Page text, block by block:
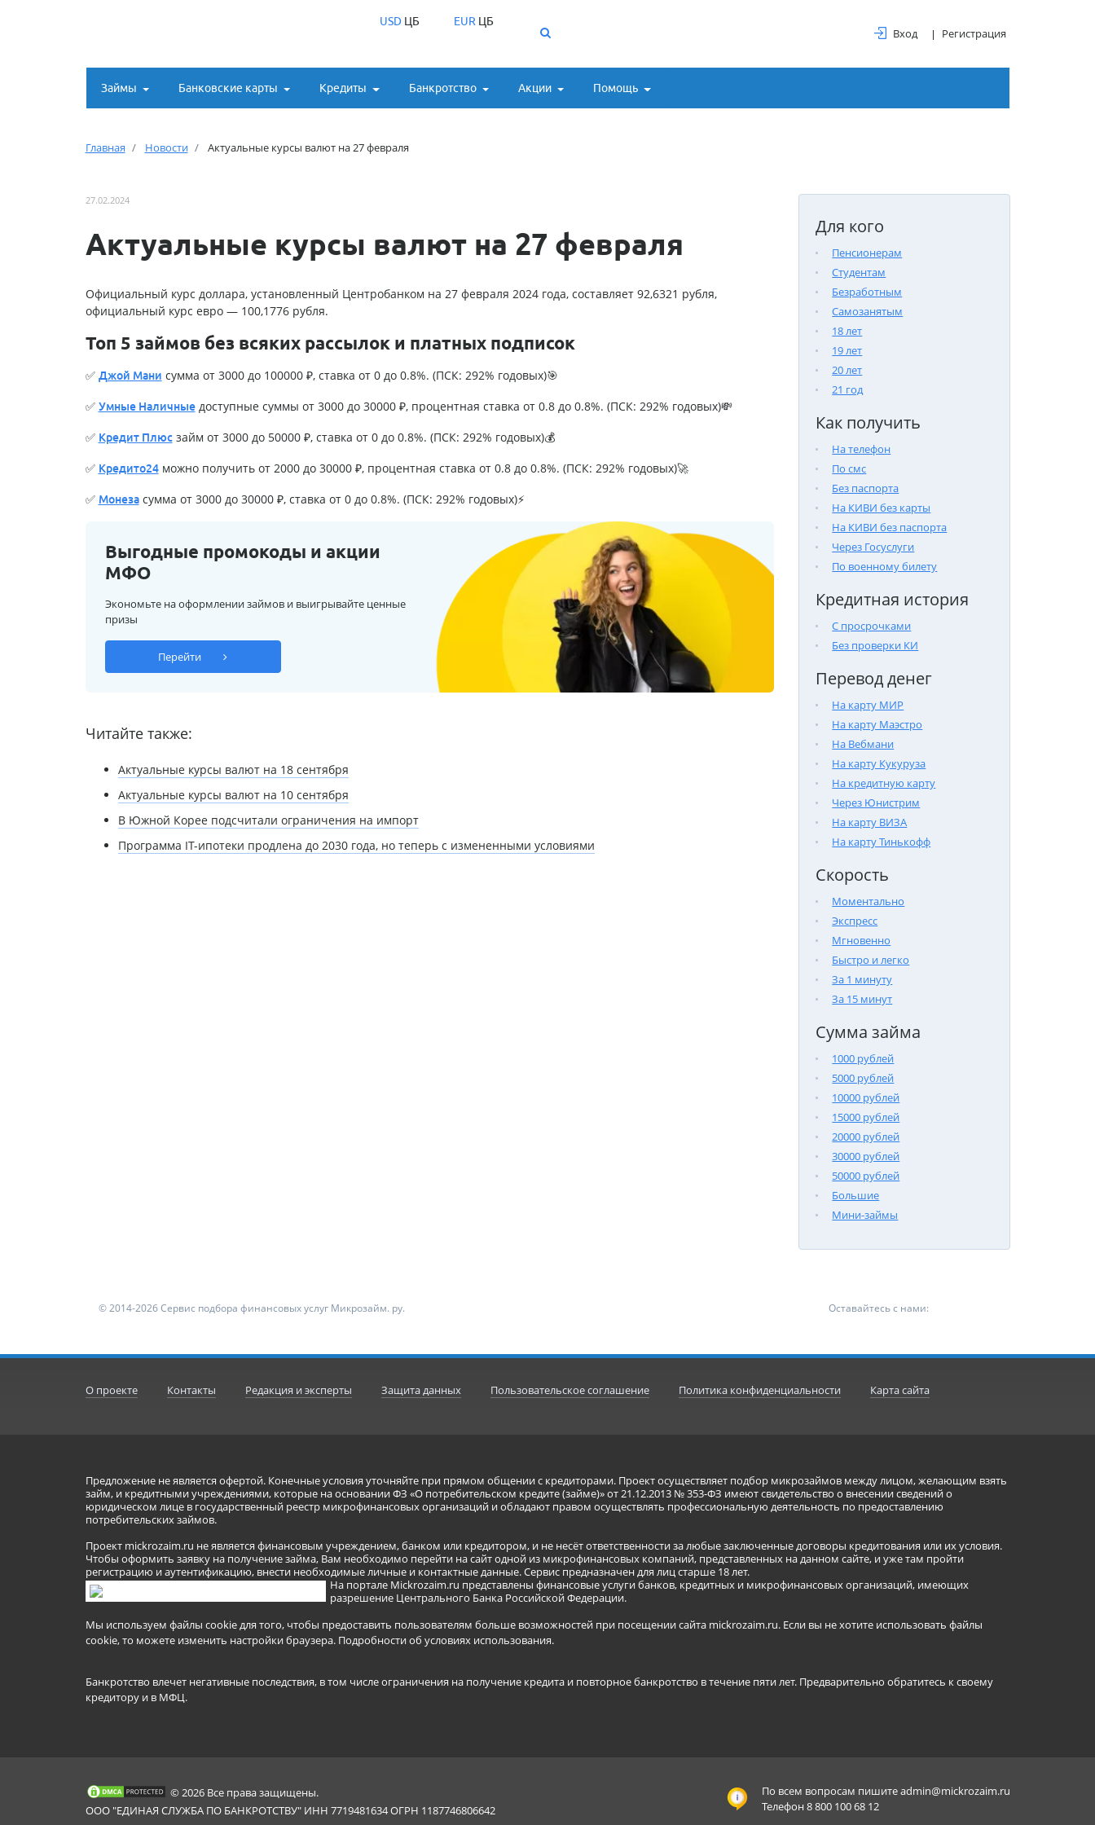
USDЦБ EUR ЦБ
Вход Регистрация
Займы Банковские карты Кредиты Банкротство Акции Помощь
Главная Новости Актуальные курсы валют на 27 февраля
Для кого
Пенсионерам
Студентам
Безработным
Самозанятым
18 лет
19 лет
20 лет
21 год
Как получить
На телефон
По смс
Без паспорта
На КИВИ без карты
На КИВИ без паспорта
Через Госуслуги
По военному билету
Кредитная история
С просрочками
Без проверки КИ
Перевод денег
На карту МИР
На карту Маэстро
На Вебмани
На карту Кукуруза
На кредитную карту
Через Юнистрим
На карту ВИЗА
На карту Тинькофф
Скорость
Моментально
Экспресс
Мгновенно
Быстро и легко
За 1 минуту
За 15 минут
Сумма займа
1000 рублей
5000 рублей
10000 рублей
15000 рублей
20000 рублей
30000 рублей
50000 рублей
Большие
Мини-займы
27.02.2024
Актуальные курсы валют на 27 февраля
Официальный курс доллара, установленный Центробанком на 27 февраля 2024 года, составляет 92,6321 рубля,
официальный курс евро — 100,1776 рубля.
Топ 5 займов без всяких рассылок и платных подписок
✅ Джой Мани сумма от 3000 до 100000 ₽, ставка от 0 до 0.8%. (ПСК: 292% годовых)🎯
✅ Умные Наличныедоступные суммы от 3000 до 30000 ₽, процентная ставка от 0.8 до 0.8%. (ПСК: 292% годовых)💸
✅ Кредит Плюсзайм от 3000 до 50000 ₽, ставка от 0 до 0.8%. (ПСК: 292% годовых)💰
✅ Кредито24можно получить от 2000 до 30000 ₽, процентная ставка от 0.8 до 0.8%. (ПСК: 292% годовых)🚀
✅ Монезасумма от 3000 до 30000 ₽, ставка от 0 до 0.8%. (ПСК: 292% годовых)⚡
Выгодные промокоды и акции
МФО
Экономьте на оформлении займов и выигрывайте ценные
призы
Перейти
Читайте также:
Актуальные курсы валют на 18 сентября
Актуальные курсы валют на 10 сентября
В Южной Корее подсчитали ограничения на импорт
Программа IT-ипотеки продлена до 2030 года, но теперь с измененными условиями
© 2014-2026 Сервис подбора финансовых услуг Микрозайм. ру. Оставайтесь с нами:
О проекте Контакты Редакция и эксперты Защита данных Пользовательское соглашение Политика конфиденциальности Карта сайта
Предложение не является офертой. Конечные условия уточняйте при прямом общении с кредиторами. Проект осуществляет подбор микрозаймов между лицом, желающим взять
займ, и кредитными учреждениями, которые на основании ФЗ «О потребительском кредите (займе)» от 21.12.2013 № 353-ФЗ имеют свидетельство о внесении сведений о
юридическом лице в государственный реестр микрофинансовых организаций и обладают правом осуществлять профессиональную деятельность по предоставлению
потребительских займов.
Проект mickrozaim.ru не является финансовым учреждением, банком или кредитором, и не несёт ответственности за любые заключенные договоры кредитования или их условия.
Чтобы оформить заявку на получение займа, Вам необходимо перейти на сайт одной из микрофинансовых компаний, представленных на данном сайте, и уже там пройти
регистрацию и аутентификацию, внести необходимые личные и контактные данные. Сервис предназначен для лиц старше 18 лет.
На портале Mickrozaim.ru представлены финансовые услуги банков, кредитных и микрофинансовых организаций, имеющих
разрешение Центрального Банка Российской Федерации.
Мы используем файлы cookie для того, чтобы предоставить пользователям больше возможностей при посещении сайта mickrozaim.ru. Если вы не хотите использовать файлы
cookie, то можете изменить настройки браузера. Подробности об условиях использования.
Банкротство влечет негативные последствия, в том числе ограничения на получение кредита и повторное банкротство в течение пяти лет. Предварительно обратитесь к своему
кредитору и в МФЦ.
По всем вопросам пишитеadmin@mickrozaim.ru
Телефон 8 800 100 68 12
© 2026 Все права защищены.
ООО "ЕДИНАЯ СЛУЖБА ПО БАНКРОТСТВУ" ИНН 7719481634 ОГРН 1187746806642